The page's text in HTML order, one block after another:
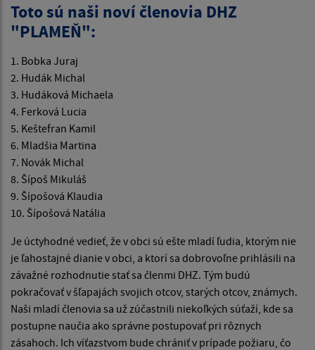
Toto sú naši noví členovia DHZ
"PLAMEŇ":
1. Bobka Juraj
2. Hudák Michal
3. Hudáková Michaela
4. Ferková Lucia
5. Keštefran Kamil
6. Mladšia Martina
7. Novák Michal
8. Šípoš Mikuláš
9. Šípošová Klaudia
10. Šípošová Natália
Je úctyhodné vedieť, že v obci sú ešte mladí ľudia, ktorým nie
je ľahostajné dianie v obci, a ktorí sa dobrovoľne prihlásili na
závažné rozhodnutie stať sa členmi DHZ. Tým budú
pokračovať v šľapajách svojich otcov, starých otcov, známych.
Naši mladí členovia sa už zúčastnili niekoľkých súťaží, kde sa
postupne naučia ako správne postupovať pri rôznych
zásahoch. Ich víťazstvom bude chrániť v prípade požiaru, čo